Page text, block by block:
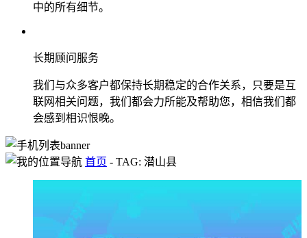
中的所有细节。
长期顾问服务
我们与众多客户都保持长期稳定的合作关系，只要是互
联网相关问题，我们都会力所能及帮助您，相信我们都
会感到相识恨晚。
首页 - TAG: 潜山县